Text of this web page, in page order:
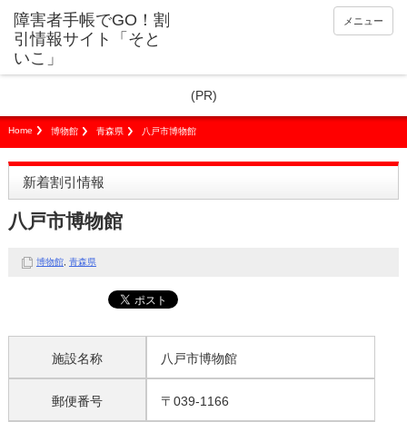
障害者手帳でGO！割
引情報サイト「そと
いこ」
メニュー
(PR)
Home 博物館 青森県 八戸市博物館
新着割引情報
八戸市博物館
博物館, 青森県
施設名称 八戸市博物館
郵便番号 〒039-1166